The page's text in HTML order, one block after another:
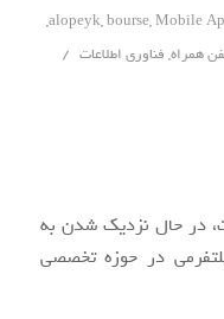
alopeyk,bourse,Mobile
,
همراه, فناوری اطلاعات /
در حال نزدیک شدن به
در حوزه تخصصی